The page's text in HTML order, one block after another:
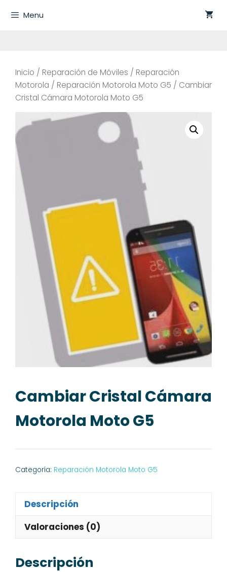
Menu
Inicio / Reparación de Móviles / Reparación
Motorola / Reparación Motorola Moto G5 / Cambiar
Cristal Cámara Motorola Moto G5
Cambiar Cristal Cámara
Motorola Moto G5
Categoría: Reparación Motorola Moto G5
Descripción
Valoraciones (0)
Descripción